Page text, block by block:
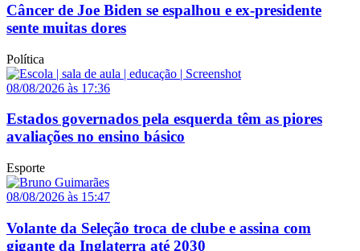
Câncer de Joe Biden se espalhou e ex-presidente
sente muitas dores
Política
08/08/2026 às 17:36
Estados governados pela esquerda têm as piores
avaliações no ensino básico
Esporte
08/08/2026 às 15:47
Volante da Seleção troca de clube e assina com
gigante da Inglaterra até 2030